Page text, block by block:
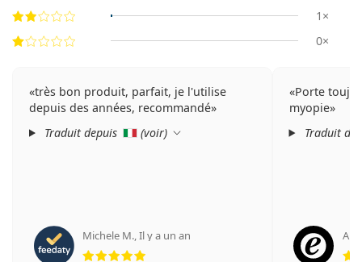
1×
0×
très bon produit, parfait, je l'utilise
depuis des années, recommandé
Traduit depuis
(voir)
Michele M.,Il y a un an
évaluation 5 sur 5
Porte
myopie
Traduit